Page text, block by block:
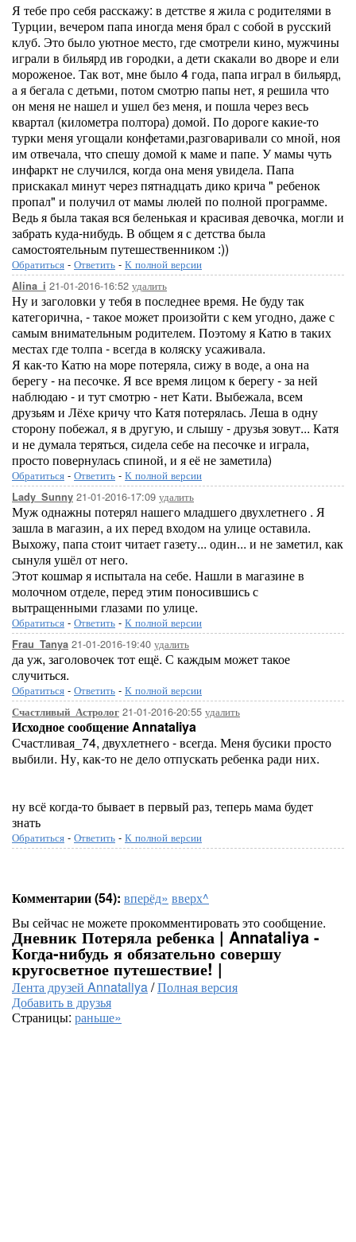
Я тебе про себя расскажу: в детстве я жила с родителями в
Турции, вечером папа иногда меня брал с собой в русский
клуб. Это было уютное место, где смотрели кино, мужчины
играли в бильярд ив городки, а дети скакали во дворе и ели
мороженое. Так вот, мне было 4 года, папа играл в бильярд,
а я бегала с детьми, потом смотрю папы нет, я решила что
он меня не нашел и ушел без меня, и пошла через весь
квартал (километра полтора) домой. По дороге какие-то
турки меня угощали конфетами,разговаривали со мной, ноя
им отвечала, что спешу домой к маме и папе. У мамы чуть
инфаркт не случился, когда она меня увидела. Папа
прискакал минут через пятнадцать дико крича " ребенок
пропал" и получил от мамы люлей по полной программе.
Ведь я была такая вся беленькая и красивая девочка, могли и
забрать куда-нибудь. В общем я с детства была
самостоятельным путешественником :))
Обратиться - Ответить - К полной версии
Alina_i 21-01-2016-16:52 удалить
Ну и заголовки у тебя в последнее время. Не буду так
категорична, - такое может произойти с кем угодно, даже с
самым внимательным родителем. Поэтому я Катю в таких
местах где толпа - всегда в коляску усаживала.
Я как-то Катю на море потеряла, сижу в воде, а она на
берегу - на песочке. Я все время лицом к берегу - за ней
наблюдаю - и тут смотрю - нет Кати. Выбежала, всем
друзьям и Лёхе кричу что Катя потерялась. Леша в одну
сторону побежал, я в другую, и слышу - друзья зовут... Катя
и не думала теряться, сидела себе на песочке и играла,
просто повернулась спиной, и я её не заметила)
Обратиться - Ответить - К полной версии
Lady_Sunny 21-01-2016-17:09 удалить
Муж однажны потерял нашего младшего двухлетнего . Я
зашла в магазин, а их перед входом на улице оставила.
Выхожу, папа стоит читает газету... один... и не заметил, как
сынуля ушёл от него.
Этот кошмар я испытала на себе. Нашли в магазине в
молочном отделе, перед этим поносившись с
вытращенными глазами по улице.
Обратиться - Ответить - К полной версии
Frau_Tanya 21-01-2016-19:40 удалить
да уж, заголовочек тот ещё. С каждым может такое
случиться.
Обратиться - Ответить - К полной версии
Счастливый_Астролог 21-01-2016-20:55 удалить
Исходное сообщение Annataliya
Счастливая_74, двухлетнего - всегда. Меня бусики просто
выбили. Ну, как-то не дело отпускать ребенка ради них.
ну всё когда-то бывает в первый раз, теперь мама будет
знать
Обратиться - Ответить - К полной версии
Комментарии (54): вперёд» вверх^
Вы сейчас не можете прокомментировать это сообщение.
Дневник Потеряла ребенка | Annataliya -
Когда-нибудь я обязательно совершу
кругосветное путешествие! |
Лента друзей Annataliya/Полная версия
Добавить в друзья
Страницы: раньше»